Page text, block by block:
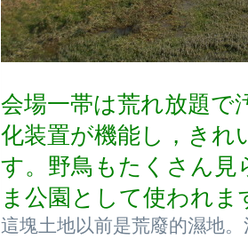
会場一帯は荒れ放題で
化装置が機能し，きれ
す。野鳥もたくさん見
ま公園として使われま
這塊土地以前是荒廢的濕地